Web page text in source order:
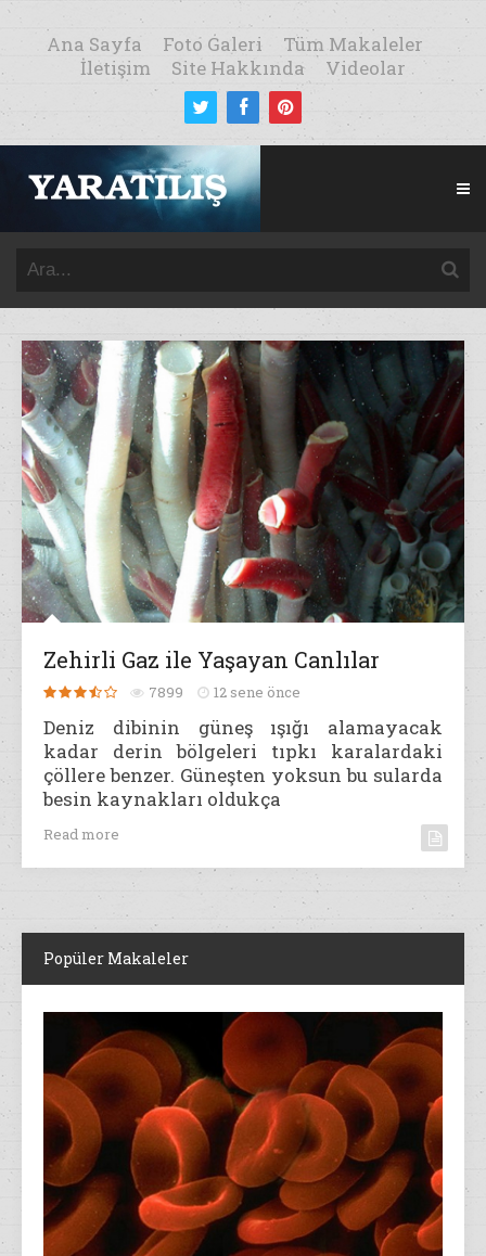
Ana Sayfa Foto Galeri
Tüm Makaleler
İletişim
Site Hakkında Videolar
Zehirli Gaz ile Yaşayan Canlılar
7899 12 sene önce
Deniz dibinin güneş ışığı alamayacak
kadar derin bölgeleri tıpkı karalardaki
çöllere benzer. Güneşten yoksun bu sularda
besin kaynakları oldukça
Read more
Popüler Makaleler